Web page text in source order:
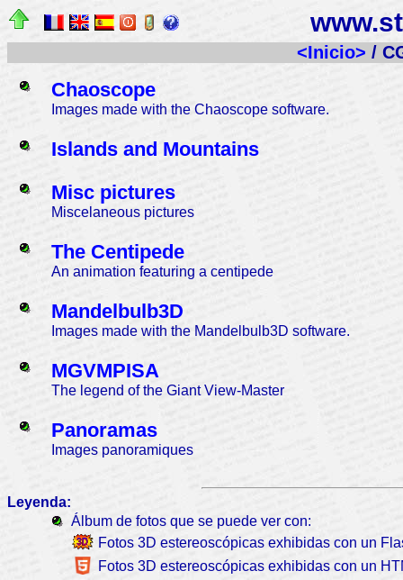
<Inicio> /
Chaoscope
Images made with the Chaoscope software.
Islands and Mountains
Misc pictures
Miscelaneous pictures
The Centipede
An animation featuring a centipede
Mandelbulb3D
Images made with the Mandelbulb3D software.
MGVMPISA
The legend of the Giant View-Master
Panoramas
Images panoramiques
Leyenda:
Álbum de fotos que se puede ver con:
Fotos 3D estereoscópicas exhibidas con un
Fotos 3D estereoscópicas exhibidas con un